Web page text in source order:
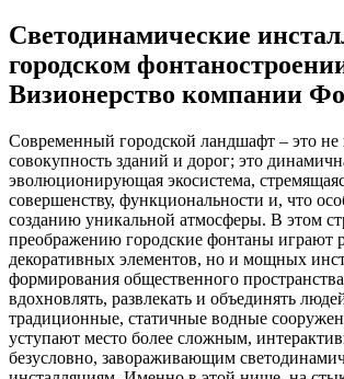
Светодинамические
городском
Визионерство компании
Современный городской ландшафт – это не
совокупность зданий и дорог; это
эволюционирующая экосистема,
совершенству, функциональности и, что
созданию уникальной атмосферы. В этом
преображению городские фонтаны играют
декоративных элементов, но и мощных
формирования общественного
вдохновлять, развлекать и объединять
традиционные, статичные водные
уступают место более сложным,
безусловно, завораживающим